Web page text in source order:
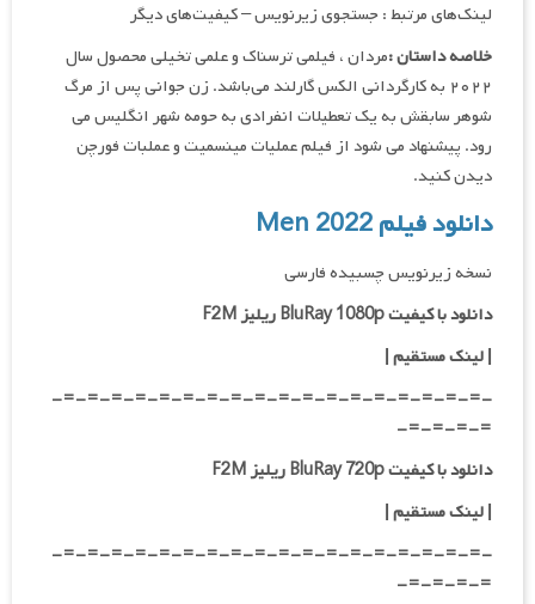
لینک‌های مرتبط : جستجوی زیرنویس – کیفیت‌های دیگر
خلاصه داستان :مردان ، فیلمی ترسناک و علمی تخیلی محصول سال
۲۰۲۲ به کارگردانی الکس گارلند می‌باشد. زن جوانی پس از مرگ
شوهر سابقش به یک تعطیلات انفرادی به حومه شهر انگلیس می
رود. پیشنهاد می شود از فیلم عملیات مینسمیت و عملبات فورچن
دیدن کنید.
دانلود فیلم Men 2022
نسخه زیرنویس چسبیده فارسی
دانلود با کیفیت BluRay 1080p ریلیز F2M
|لینک مستقیم|
-=-=-=-=-=-=-=-=-=-=-=-=-=-=-=-=-=-=-
=-=-=-=-
دانلود با کیفیت BluRay 720p ریلیز F2M
| لینک مستقیم|
-=-=-=-=-=-=-=-=-=-=-=-=-=-=-=-=-=-=-
=-=-=-=-